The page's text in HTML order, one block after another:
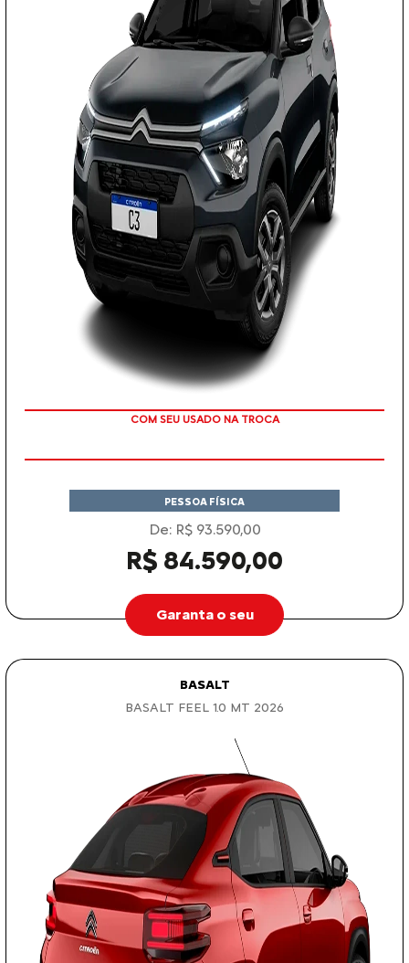
TAXA 0 %
PESSOA FÍSICA
De: R$ 93.590,00
R$ 84.590,00
Garanta o seu
BASALT
BASALT FEEL 1.0 MT 2026